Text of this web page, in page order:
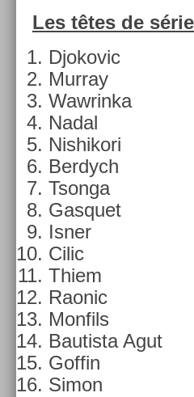
Les têtes de série
Djokovic
Mur­ray
Waw­rinka
Nadal
Nis­hikori
Be­rdych
Tson­ga
Gas­quet
Isner
Cilic
Thiem
Raonic
Mon­fils
Bautis­ta Agut
Gof­fin
Simon